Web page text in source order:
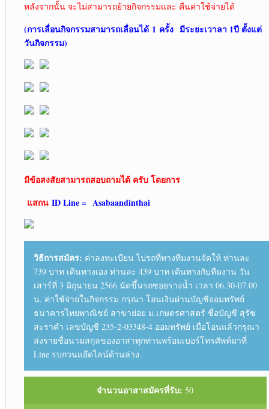
หลังจากนั้น จะไม่สามารถย้ายกิจกรรมและ คืนค่าใช้จ่ายได้
(การเลื่อนกิจกรรมสามารถเลื่อนได้1 ครั้ง มีระยะเวาลา 1ปี ตั้งแต่
วันกิจกรรม)
มีข้อสงสัยสามารถสอบถามได้ ครับ โดยการ
แสกน ID Line = Asabaandinthai
วิธีการสมัคร: ค่าลงทะเบียน ไปรถที่ทางทีมงานจัดให้ ท่านละ
739 บาท เดินทางเอง ท่านละ 439 บาท เดินทางกับทีมงาน วัน
เสาร์ที่ 3 มิถุนายน 2566 นัดขึ้นรถซอยรางน้ำ เวลา 06.30-07.00
น. ค่าใช้จ่ายในกิจกรรม กรุณา โอนเงินผ่านบัญชีออมทรัพย์
ธนาคารไทยพาณิชย์ สาขาย่อย ม.เกษตรศาสตร์ ชื่อบัญชี สุรัช
สะราคำ เลขบัญชี 235-2-03348-4 ออมทรัพย์ เมื่อโอนแล้วกรุณา
ส่งรายชื่อนามสกุลของอาสาทุกท่านพร้อมเบอร์โทรศัพท์มาที่
Line รบกวนแอ๊ดไลน์ด้านล่าง
จำนวนอาสาสมัครที่รับ: 50